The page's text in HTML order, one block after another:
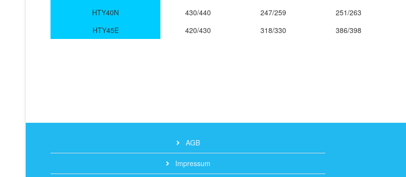
HTY40N
430/440 247/259 251/263
HTY45E
420/430 318/330 386/398
AGB
Impressum